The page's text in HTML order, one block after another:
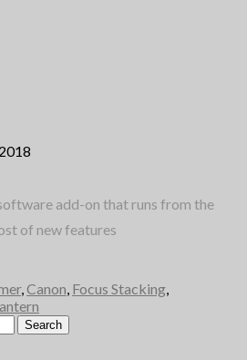
add-on that runs from the
of new features
,Canon, Focus Stacking,